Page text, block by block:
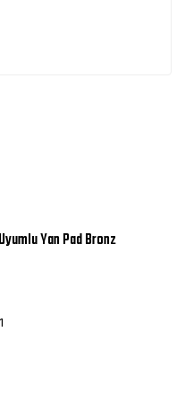
Yan Pad Bronz